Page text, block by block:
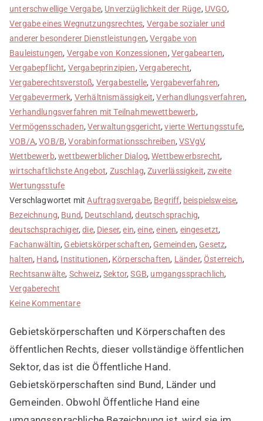
unterschwellige Vergabe, Unverzüglichkeit der Rüge, UVGO,
Vergabe eines Wegnutzungsrechtes, Vergabe sozialer und
anderer besonderer Dienstleistungen,Vergabe von
Bauleistungen, Vergabe von Konzessionen, Vergabearten,
Vergabepflicht, Vergabeprinzipien, Vergaberecht,
Vergaberechtsverstoß, Vergabestelle,Vergabeverfahren,
Vergabevermerk, Verhältnismässigkeit,Verhandlungsverfahren,
Verhandlungsverfahren mit Teilnahmewettbewerb,
Vermögensschaden,Verwaltungsgericht,vierte Wertungsstufe,
VOB/A,VOB/B,Vorabinformationsschreiben,VSVgV,
Wettbewerb,wettbewerblicher Dialog,Wettbewerbsrecht,
wirtschaftlichste Angebot, Zuschlag,Zuverlässigkeit,zweite
Wertungsstufe
Verschlagwortet mitAuftragsvergabe, Begriff, beispielsweise,
Bezeichnung, Bund, Deutschland,deutschsprachig,
deutschsprachiger,die, Dieser,ein,eine,einen, eingesetzt,
Fachanwältin, Gebietskörperschaften, Gemeinden, Gesetz,
halten, Hand, Institutionen, Körperschaften, Länder,Österreich,
Rechtsanwälte, Schweiz,Sektor,SGB, umgangssprachlich,
Vergaberecht
Keine Kommentarezu
Hand
ist
umgangssprachlich
Gebietskörperschaften und Körperschaften des
öffentlichen Rechts, dieser vollständige öffentlichen
Sektor, das ist die Öffentliche Hand.
Gebietskörperschaften sind Bund, Länder und
Gemeinden. Obwohl Öffentliche Hand eine